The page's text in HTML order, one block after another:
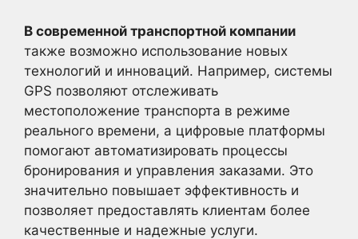
В современной транспортной компании
также возможно использование новых
технологий и инноваций. Например, системы
GPS позволяют отслеживать
местоположение транспорта в режиме
реального времени, а цифровые платформы
помогают автоматизировать процессы
бронирования и управления заказами. Это
значительно повышает эффективность и
позволяет предоставлять клиентам более
качественные и надежные услуги.